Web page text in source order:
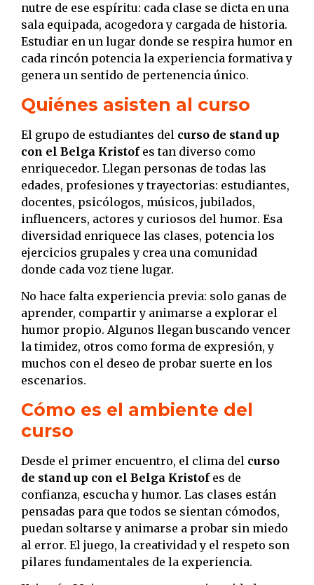
nutre de ese espíritu: cada clase se dicta en una
sala equipada, acogedora y cargada de historia.
Estudiar en un lugar donde se respira humor en
cada rincón potencia la experiencia formativa y
genera un sentido de pertenencia único.
Quiénes asisten al curso
El grupo de estudiantes del curso de stand up
con el Belga Kristofes tan diverso como
enriquecedor. Llegan personas de todas las
edades, profesiones y trayectorias: estudiantes,
docentes, psicólogos, músicos, jubilados,
influencers, actores y curiosos del humor. Esa
diversidad enriquece las clases, potencia los
ejercicios grupales y crea una comunidad
donde cada voz tiene lugar.
No hace falta experiencia previa: solo ganas de
aprender, compartir y animarse a explorar el
humor propio. Algunos llegan buscando vencer
la timidez, otros como forma de expresión, y
muchos con el deseo de probar suerte en los
escenarios.
Cómo es el ambiente del
curso
Desde el primer encuentro, el clima del curso
de stand up con el Belga Kristofes de
confianza, escucha y humor. Las clases están
pensadas para que todos se sientan cómodos,
puedan soltarse y animarse a probar sin miedo
al error. El juego, la creatividad y el respeto son
pilares fundamentales de la experiencia.